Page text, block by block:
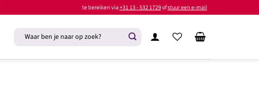
te bereiken via+31 13 - 532 1729ofstuur een e-mail
Zoeken
naar: